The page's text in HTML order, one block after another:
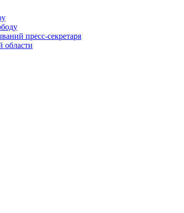
пресс-секретаря
области